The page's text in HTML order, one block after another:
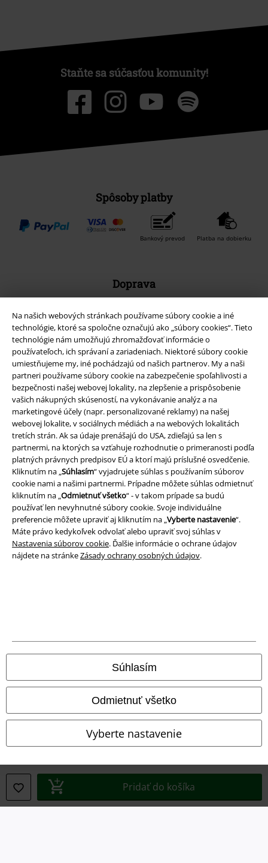
Na našich webových stránkach používame súbory cookie a iné
technológie, ktoré sa spoločne označujú ako „súbory cookies“. Tieto
technológie nám umožňujú zhromažďovať informácie o
používateľoch, ich správaní a zariadeniach. Niektoré súbory cookie
umiestňujeme my, iné pochádzajú od našich partnerov. My a naši
partneri používame súbory cookie na zabezpečenie spoľahlivosti a
bezpečnosti našej webovej lokality, na zlepšenie a prispôsobenie
vašich nákupných skúseností, na vykonávanie analýz a na
marketingové účely (napr. personalizované reklamy) na našej
webovej lokalite, v sociálnych médiách a na webových lokalitách
tretích strán. Ak sa údaje prenášajú do USA, zdieľajú sa len s
partnermi, na ktorých sa vzťahuje rozhodnutie o primeranosti podľa
platných právnych predpisov EÚ a ktorí majú príslušné osvedčenie.
Kliknutím na „Súhlasím“ vyjadrujete súhlas s používaním súborov
cookie nami a našimi partnermi. Prípadne môžete súhlas odmietnuť
kliknutím na „Odmietnuť všetko“ - v takom prípade sa budú
používať len nevyhnutné súbory cookie. Svoje individuálne
preferencie môžete upraviť aj kliknutím na „Vyberte nastavenie“.
Máte právo kedykoľvek odvolať alebo upraviť svoj súhlas v
Nastavenia súborov cookie. Ďalšie informácie o ochrane údajov
nájdete na stránkeZásady ochrany osobných údajov.
Súhlasím
Odmietnuť všetko
Vyberte nastavenie
Pridať do košíka
Staňte sa súčasťou komunity!
Spôsoby platby
Bankový prevod Platba na dobierku
Doprava
Nová aplikácia EMP
Stiahnite si novú EMP aplikáciu zdarma a využite všetky nové
funkcie a výhody!
A Warner Music Group Company
Podmienky
Imprint
Ochrana osobných údajov
Likvidácia odpadu a ochrana životného prostredia
Vyhlásenie o zhode
Informácie o prístupnosti